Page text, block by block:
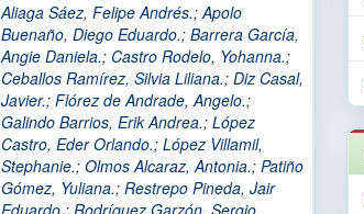
Aliaga Sáez, Felipe Andrés.;Apolo
Buenaño, Diego Eduardo.; Barrera García,
Angie Daniela.; Castro Rodelo, Yohanna.;
Ceballos Ramírez, Silvia Liliana.; Diz Casal,
Javier.; Flórez de Andrade, Angelo.;
Galindo Barrios, Erik Andrea.; López
Castro, Eder Orlando.; López Villamil,
Stephanie.; Olmos Alcaraz, Antonia.; Patiño
Gómez, Yuliana.; Restrepo Pineda, Jair
Eduardo.; Rodríguez Garzón, Sergio